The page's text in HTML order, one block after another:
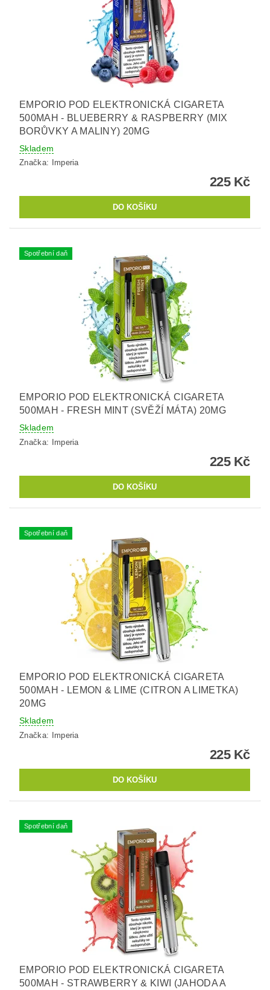
EMPORIO POD ELEKTRONICKÁ CIGARETA
500MAH - BLUEBERRY & RASPBERRY (MIX
BORŮVKY A MALINY) 20MG
Skladem
Značka: Imperia
225 Kč
Spotřební daň
EMPORIO POD ELEKTRONICKÁ CIGARETA
500MAH - FRESH MINT (SVĚŽÍ MÁTA) 20MG
Skladem
Značka: Imperia
225 Kč
Spotřební daň
EMPORIO POD ELEKTRONICKÁ CIGARETA
500MAH - LEMON & LIME (CITRON A LIMETKA)
20MG
Skladem
Značka: Imperia
225 Kč
Spotřební daň
EMPORIO POD ELEKTRONICKÁ CIGARETA
500MAH - STRAWBERRY & KIWI (JAHODA A